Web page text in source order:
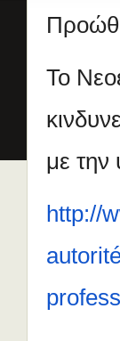
Το
με
http://
Είναι εδώ αυτή τη
1 επισκέπτης .